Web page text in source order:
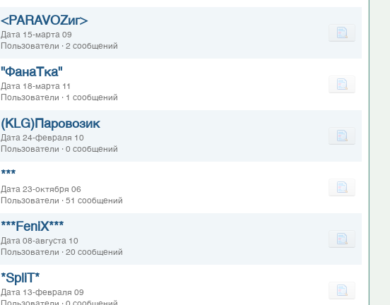
<PARAVOZиг>
Дата 15-марта 09
Пользователи · 2 сообщений
"ФанаТка"
Дата 18-марта 11
Пользователи · 1 сообщений
(KLG)Паровозик
Дата 24-февраля 10
Пользователи · 0 сообщений
***
Дата 23-октября 06
Пользователи · 51 сообщений
***FeniX***
Дата 08-августа 10
Пользователи · 20 сообщений
*SpliT*
Дата 13-февраля 09